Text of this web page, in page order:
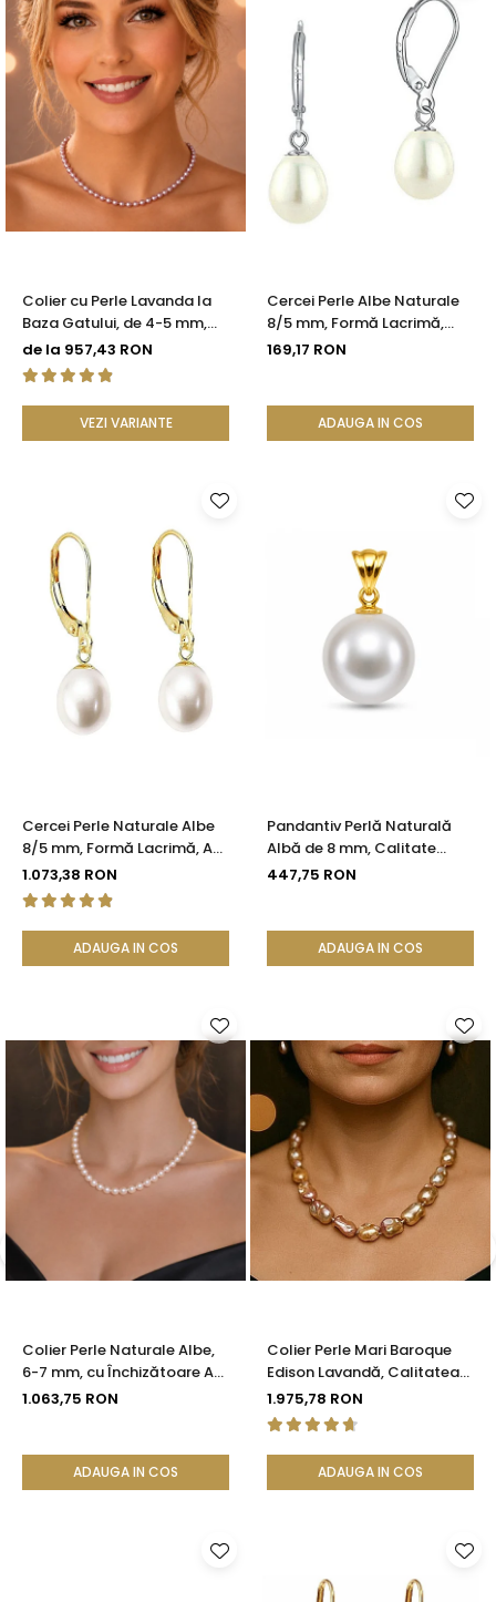
Colier cu Perle Lavanda la
Baza Gatului, de 4-5 mm,
Perle Rare, Calitate AAA+,
Aur 14K | KASKADDA®
de la 957,43 RON
VEZI VARIANTE
Cercei Perle Albe Naturale
8/5 mm, Formă Lacrimă,
Tortiță Închisă, Argint 925 |
169,17 RON
ADAUGA IN COS
Cercei Perle Naturale Albe
8/5 mm, Formă Lacrimă, Aur
14K (aur 585), Calitate AAA |
KASKADDA®
1.073,38 RON
ADAUGA IN COS
Pandantiv Perlă Naturală
Albă de 8 mm, Calitate
AAA+ și Aur 14K (aur 585) |
447,75 RON
ADAUGA IN COS
Colier Perle Naturale Albe,
6-7 mm, cu Închizătoare Aur
14K (aur 585) | KASKADDA®
1.063,75 RON
ADAUGA IN COS
Colier Perle Mari Baroque
Edison Lavandă, Calitatea
AAA, Aur 14K | KASKADDA®
1.975,78 RON
ADAUGA IN COS